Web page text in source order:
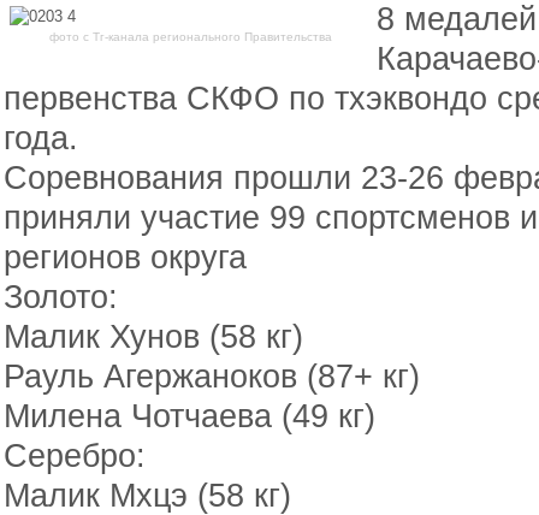
фото с Тг-канала регионального Правительства
8 медалей
первенства СКФО по тхэквондо
года.
Соревнования прошли 23-26
приняли участие 99 спортсменов
регионов округа
Золото:
Малик Хунов (58 кг)
Рауль Агержаноков (87+ кг)
Милена Чотчаева (49 кг)
Серебро:
Малик Мхцэ (58 кг)